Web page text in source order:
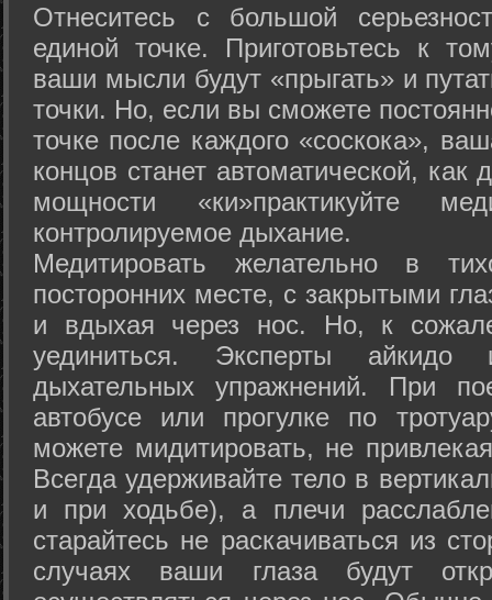
Отнеситесь с большой
единой точке. Приготовьтесь к
ваши мысли будут «прыгать» и
точки. Но, если вы сможете
точке после каждого «соскока»,
концов станет автоматической,
мощности «ки»практикуйте
контролируемое дыхание.
Медитировать желательно в
посторонних месте, с закрытыми
и вдыхая через нос. Но, к
уединиться. Эксперты айкидо
дыхательных упражнений. При
автобусе или прогулке по
можете мидитировать, не
Всегда удерживайте тело в
и при ходьбе), а плечи
старайтесь не раскачиваться из
случаях ваши глаза будут